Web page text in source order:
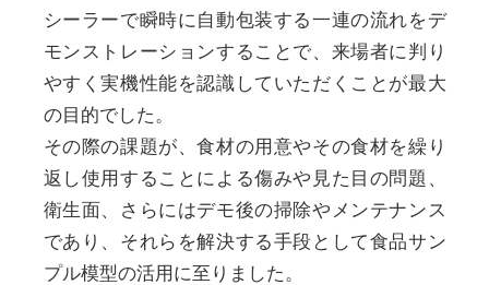
シーラーで瞬時に自動包装する一連の流れをデ
モンストレーションすることで、来場者に判り
やすく実機性能を認識していただくことが最大
の目的でした。
その際の課題が、食材の用意やその食材を繰り
返し使用することによる傷みや見た目の問題、
衛生面、さらにはデモ後の掃除やメンテナンス
であり、それらを解決する手段として食品サン
プル模型の活用に至りました。